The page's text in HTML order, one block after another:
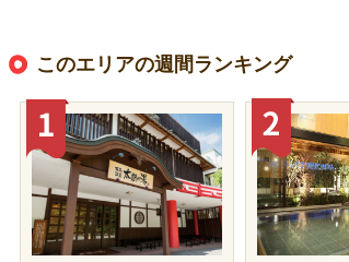
このエリアの週間ランキング